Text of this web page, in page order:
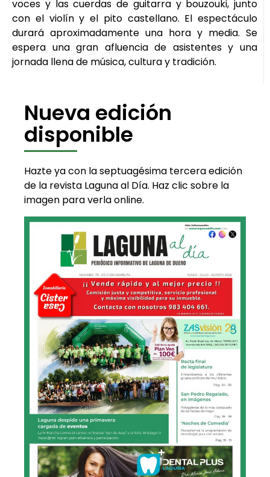
voces y las cuerdas de guitarra y bouzouki, junto
con el violín y el pito castellano. El espectáculo
durará aproximadamente una hora y media. Se
espera una gran afluencia de asistentes y una
jornada llena de música, cultura y tradición.
Nueva edición
disponible
Hazte ya con la septuagésima tercera edición
de la revista Laguna al Día. Haz clic sobre la
imagen para verla online.